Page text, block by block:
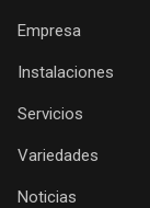
Empresa
Instalaciones
Servicios
Variedades
Noticias